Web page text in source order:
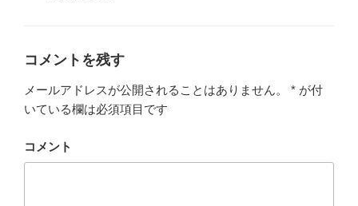
ー
コメントを残す
メールアドレスが公開されることはありません。 * が付
いている欄は必須項目です
コメント